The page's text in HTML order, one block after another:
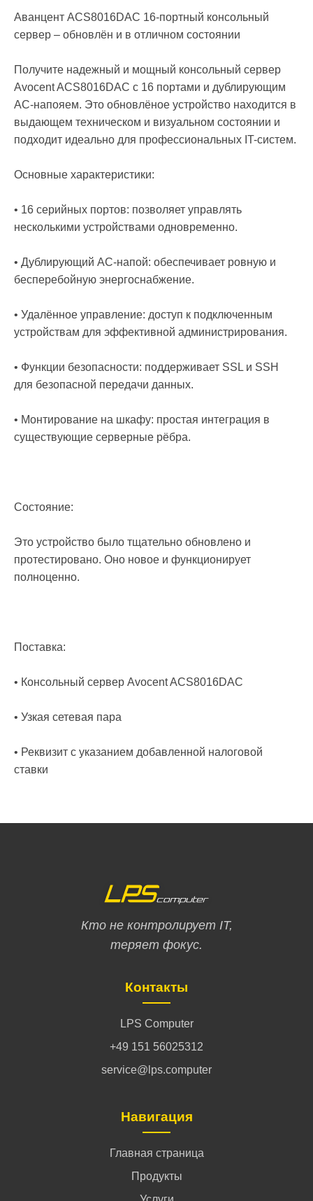
Аванцент ACS8016DAC 16-портный консольный
сервер – обновлён и в отличном состоянии
Получите надежный и мощный консольный сервер
Avocent ACS8016DAC с 16 портами и дублирующим
AC-напояем. Это обновлёное устройство находится в
выдающем техническом и визуальном состоянии и
подходит идеально для профессиональных IT-систем.
Основные характеристики:
• 16 серийных портов: позволяет управлять
несколькими устройствами одновременно.
• Дублирующий AC-напой: обеспечивает ровную и
бесперебойную энергоснабжение.
• Удалённое управление: доступ к подключенным
устройствам для эффективной администрирования.
• Функции безопасности: поддерживает SSL и SSH
для безопасной передачи данных.
• Монтирование на шкафу: простая интеграция в
существующие серверные рёбра.
Состояние:
Это устройство было тщательно обновлено и
протестировано. Оно новое и функционирует
полноценно.
Поставка:
• Консольный сервер Avocent ACS8016DAC
• Узкая сетевая пара
• Реквизит с указанием добавленной налоговой
ставки
Кто не контролирует IT,
теряет фокус.
Контакты
LPS Computer
+49 151 56025312
service@lps.computer
Навигация
Главная страница
Продукты